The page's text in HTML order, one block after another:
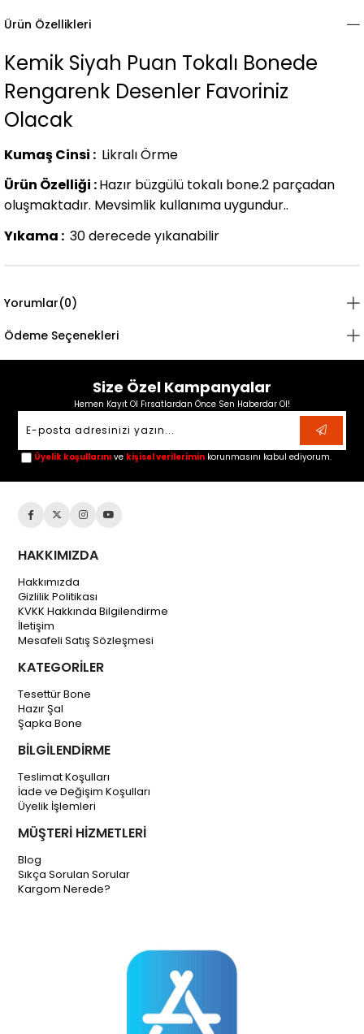
Ürün Özellikleri
Kemik Siyah Puan Tokalı Bonede
Rengarenk Desenler Favoriniz
Olacak
Kumaş Cinsi : Likralı Örme
Ürün Özelliği :Hazır büzgülü tokalı bone.2 parçadan
oluşmaktadır. Mevsimlik kullanıma uygundur..
Yıkama : 30 derecede yıkanabilir
Yorumlar(0)
Ödeme Seçenekleri
Size Özel Kampanyalar
Hemen Kayıt Ol Fırsatlardan Önce Sen Haberdar Ol!
Üyelik koşullarını ve kişisel verilerimin korunmasını kabul ediyorum.
HAKKIMIZDA
Hakkımızda
Gizlilik Politikası
KVKK Hakkında Bilgilendirme
İletişim
Mesafeli Satış Sözleşmesi
KATEGORİLER
Tesettür Bone
Hazır Şal
Şapka Bone
BİLGİLENDİRME
Teslimat Koşulları
İade ve Değişim Koşulları
Üyelik İşlemleri
MÜŞTERİ HİZMETLERİ
Blog
Sıkça Sorulan Sorular
Kargom Nerede?